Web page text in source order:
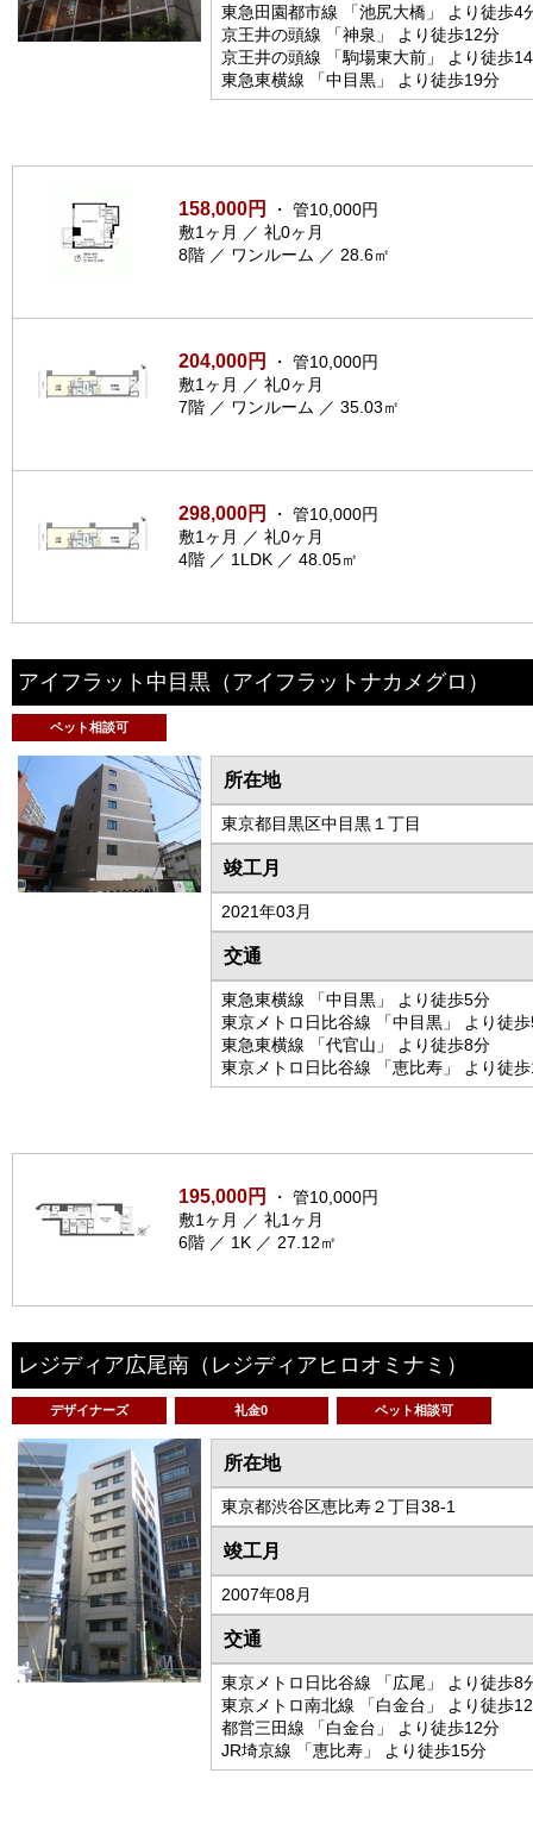
東急田園都市線 「池尻大橋」 より徒歩4
京王井の頭線 「神泉」 より徒歩12分
京王井の頭線 「駒場東大前」 より徒歩
東急東横線 「中目黒」 より徒歩19分
158,000円
・ 管10,000円
敷1ヶ月 ／ 礼0ヶ月
8階 ／ ワンルーム ／ 28.6㎡
204,000円
・ 管10,000円
敷1ヶ月 ／ 礼0ヶ月
7階 ／ ワンルーム ／ 35.03㎡
298,000円
・ 管10,000円
敷1ヶ月 ／ 礼0ヶ月
4階 ／ 1LDK ／ 48.05㎡
アイフラット中目黒 （アイフラットナカメグロ）
ペット相談可
所在地
東京都目黒区中目黒１丁目
竣工月
2021年03月
交通
東急東横線 「中目黒」 より徒歩5分
東京メトロ日比谷線 「中目黒」 より徒
東急東横線 「代官山」 より徒歩8分
東京メトロ日比谷線 「恵比寿」 より徒
195,000円
・ 管10,000円
敷1ヶ月 ／ 礼1ヶ月
6階 ／ 1K ／ 27.12㎡
レジディア広尾南 （レジディアヒロオミナミ）
デザイナーズ 礼金0 ペット相談可
所在地
東京都渋谷区恵比寿２丁目38-1
竣工月
2007年08月
交通
東京メトロ日比谷線 「広尾」 より徒歩8
東京メトロ南北線 「白金台」 より徒歩
都営三田線 「白金台」 より徒歩12分
JR埼京線 「恵比寿」 より徒歩15分